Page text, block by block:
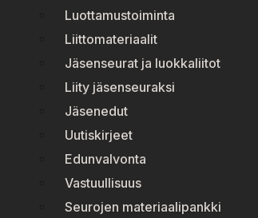
Luottamustoiminta
Liittomateriaalit
Jäsenseurat ja luokkaliitot
Liity jäsenseuraksi
Jäsenedut
Uutiskirjeet
Edunvalvonta
Vastuullisuus
Seurojen materiaalipankki